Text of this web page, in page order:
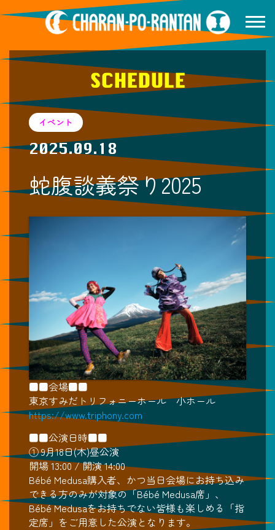
SCHEDULE
イベント
2025.09.18
蛇腹談義祭り2025
■■会場■■
東京すみだトリフォニーホール 小ホール
https://www.triphony.com
■■公演日時■■
① 9月18日(木)昼公演
開場 13:00 / 開演 14:00
Bébé Medusa購入者、かつ当日会場にお持ち込み
できる方のみが対象の「Bébé Medusa席」、
Bébé Medusaをお持ちでない皆様も楽しめる「指
定席」をご用意した公演となります。